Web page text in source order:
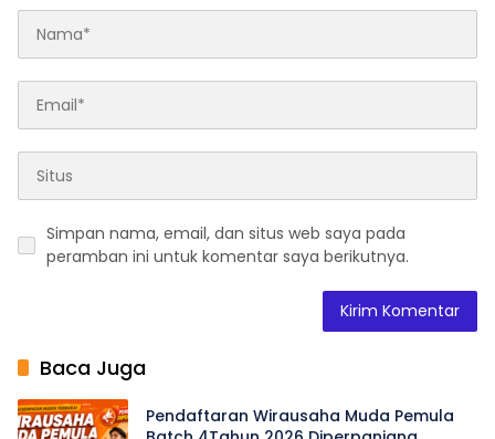
Simpan nama, email, dan situs web saya pada
peramban ini untuk komentar saya berikutnya.
Baca Juga
Pendaftaran Wirausaha Muda Pemula